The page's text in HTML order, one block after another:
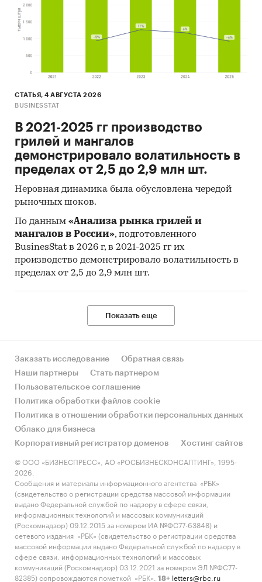
СТАТЬЯ, 4 АВГУСТА 2026
BUSINESSTAT
В 2021-2025 гг производство
грилей и мангалов
демонстрировало волатильность в
пределах от 2,5 до 2,9 млн шт.
Неровная динамика была обусловлена чередой
рыночных шоков.
По данным «Анализа рынка грилей и
мангалов в России», подготовленного
BusinesStat в 2026 г, в 2021-2025 гг их
производство демонстрировало волатильность в
пределах от 2,5 до 2,9 млн шт.
Показать еще
Заказать исследование
Обратная связь
Наши партнеры
Стать партнером
Пользовательское соглашение
Политика обработки файлов cookie
Политика в отношении обработки персональных данных
Облако для бизнеса
Корпоративный регистратор доменов
Хостинг сайтов
© ООО «БИЗНЕСПРЕСС», АО «РОСБИЗНЕСКОНСАЛТИНГ», 1995-
2026.
Сообщения и материалы информационного агентства «РБК»
(свидетельство о регистрации средства массовой информации
выдано Федеральной службой по надзору в сфере связи,
информационных технологий и массовых коммуникаций
(Роскомнадзор) 09.12.2015 за номером ИА №ФС77-63848) и
сетевого издания «РБК» (свидетельство о регистрации средства
массовой информации выдано Федеральной службой по надзору в
сфере связи, информационных технологий и массовых
коммуникаций (Роскомнадзор) 03.12.2021 за номером ЭЛ №ФС77-
82385) сопровождаются пометкой «РБК».
18+ letters@rbc.ru